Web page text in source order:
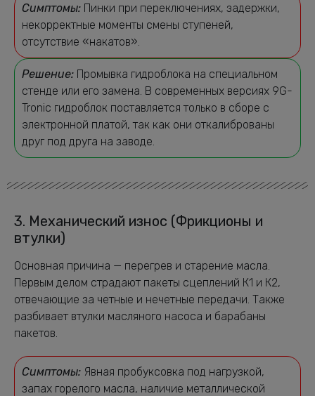
Симптомы: Пинки при переключениях, задержки,
некорректные моменты смены ступеней,
отсутствие «накатов».
Решение: Промывка гидроблока на специальном
стенде или его замена. В современных версиях 9G-
Tronic гидроблок поставляется только в сборе с
электронной платой, так как они откалиброваны
друг под друга на заводе.
3. Механический износ (Фрикционы и
втулки)
Основная причина — перегрев и старение масла.
Первым делом страдают пакеты сцеплений К1 и К2,
отвечающие за четные и нечетные передачи. Также
разбивает втулки масляного насоса и барабаны
пакетов.
Симптомы: Явная пробуксовка под нагрузкой,
запах горелого масла, наличие металлической